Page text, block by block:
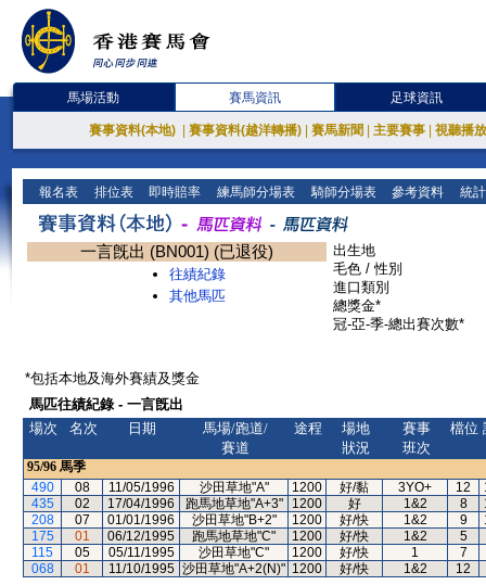
馬場活動 賽馬資訊 足球資訊
賽事資料(本地) 賽事資料(越洋轉播) 賽馬新聞 主要賽事 視聽播
報名表 排位表 即時賠率 練馬師分場表 騎師分場表 參考資料 統
一言旣出 (BN001) (已退役)
往績紀錄
其他馬匹
出生地
毛色 / 性別
進口類別
總獎金*
冠-亞-季-總出賽次數*
*包括本地及海外賽績及獎金
馬匹往績紀錄 - 一言旣出
場次
名次 日期
馬場/跑道/
賽道
途程
場地
狀況
賽事
班次
檔位
95/96 馬季
490
08 11/05/1996 沙田草地"A" 1200 好/黏 3YO+ 12
435
02 17/04/1996 跑馬地草地"A+3" 1200 好 1&2 8
208
07 01/01/1996 沙田草地"B+2" 1200 好/快 1&2 9
175
01 06/12/1995 跑馬地草地"C" 1200 好/快 1&2
5
115
05 05/11/1995 沙田草地"C" 1200 好/快 1
7
068
01 11/10/1995 沙田草地"A+2(N)" 1200 好/快 1&2 12